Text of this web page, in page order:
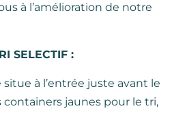
à l’amélioration de notre
SELECTIF :
à l’entrée juste avant le
jaunes pour le tri,